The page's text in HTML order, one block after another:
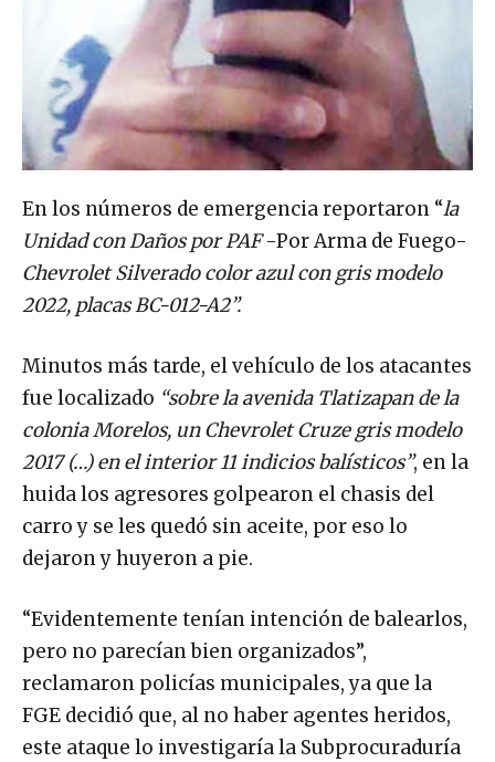
En los números de emergencia reportaron “la
Unidad con Daños por PAF-Por Arma de Fuego-
Chevrolet Silverado color azul con gris modelo
2022, placas BC-012-A2”.
Minutos más tarde, el vehículo de los atacantes
fue localizado “sobre la avenida Tlatizapan de la
colonia Morelos, un Chevrolet Cruze gris modelo
2017 (…) en el interior 11 indicios balísticos”, en la
huida los agresores golpearon el chasis del
carro y se les quedó sin aceite, por eso lo
dejaron y huyeron a pie.
“Evidentemente tenían intención de balearlos,
pero no parecían bien organizados”,
reclamaron policías municipales, ya que la
FGE decidió que, al no haber agentes heridos,
este ataque lo investigaría la Subprocuraduría